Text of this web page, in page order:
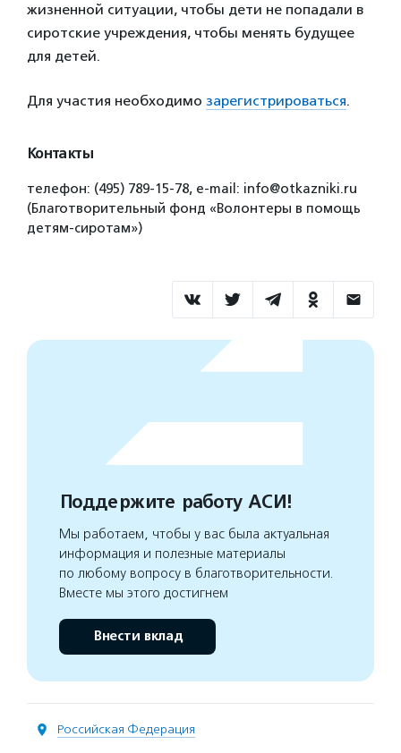
жизненной ситуации, чтобы дети не попадали в
сиротские учреждения, чтобы менять будущее
для детей.
Для участия необходимо зарегистрироваться.
Контакты
телефон: (495) 789-15-78, e-mail: info@otkazniki.ru
(Благотворительный фонд «Волонтеры в помощь
детям-сиротам»)
Поддержите работу АСИ!
Мы работаем, чтобы у вас была актуальная
информация и полезные материалы
по любому вопросу в благотворительности.
Вместе мы этого достигнем
Внести вклад
Российская Федерация